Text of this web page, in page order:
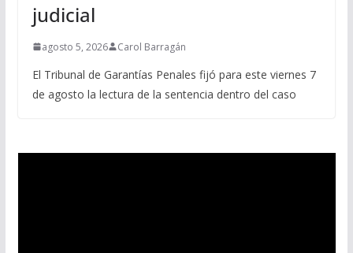
judicial
agosto 5, 2026 Carol Barragán
El Tribunal de Garantías Penales fijó para este viernes 7
de agosto la lectura de la sentencia dentro del caso